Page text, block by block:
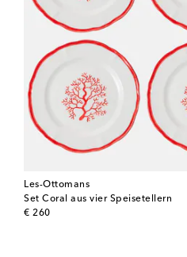
Les-Ottomans
Set Coral aus vier Speisetellern
€ 260
original price